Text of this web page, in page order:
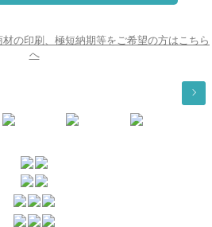
の印刷、極短納期等をご希望の方はこちら
へ